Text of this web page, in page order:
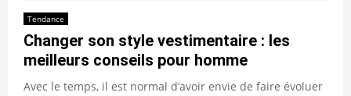
Tendance
Changer son style vestimentaire : les
meilleurs conseils pour homme
Avec le temps, il est normal d’avoir envie de faire évoluer